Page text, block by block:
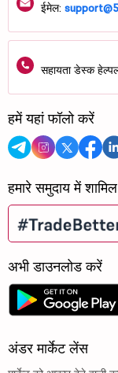
ईमेल:
सहायता डेस्क
हमें यहां फॉलो करें
हमारे समुदाय में
अभी डाउनलोड करें
अंडर मार्केट लेंस